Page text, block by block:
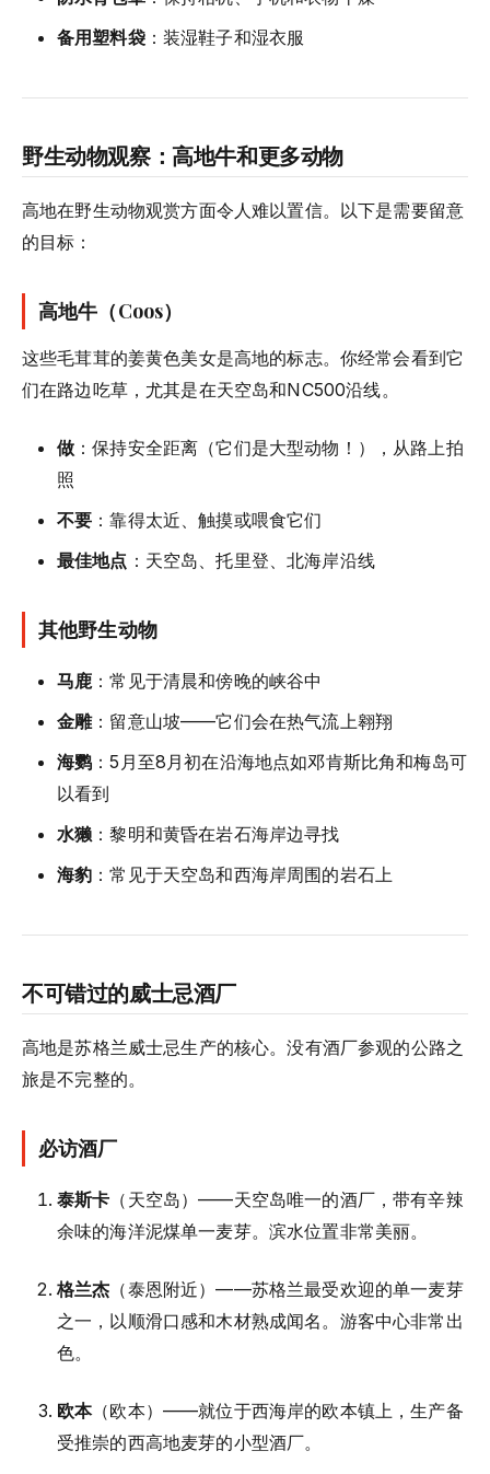
备用塑料袋：装湿鞋子和湿衣服
野生动物观察：高地牛和更多动物
高地在野生动物观赏方面令人难以置信。以下是需要留意
的目标：
高地牛（Coos）
这些毛茸茸的姜黄色美女是高地的标志。你经常会看到它
们在路边吃草，尤其是在天空岛和NC500沿线。
做 ：保持安全距离（它们是大型动物！），从路上拍
照
不要 ：靠得太近、触摸或喂食它们
最佳地点 ：天空岛、托里登、北海岸沿线
其他野生动物
马鹿：常见于清晨和傍晚的峡谷中
金雕：留意山坡——它们会在热气流上翱翔
海鹦 ：5月至8月初在沿海地点如邓肯斯比角和梅岛可
以看到
水獭 ：黎明和黄昏在岩石海岸边寻找
海豹 ：常见于天空岛和西海岸周围的岩石上
不可错过的威士忌酒厂
高地是苏格兰威士忌生产的核心。没有酒厂参观的公路之
旅是不完整的。
必访酒厂
泰斯卡 （天空岛）——天空岛唯一的酒厂，带有辛辣
余味的海洋泥煤单一麦芽。滨水位置非常美丽。
格兰杰 （泰恩附近）——苏格兰最受欢迎的单一麦芽
之一，以顺滑口感和木材熟成闻名。游客中心非常出
色。
欧本（欧本）——就位于西海岸的欧本镇上，生产备
受推崇的西高地麦芽的小型酒厂。